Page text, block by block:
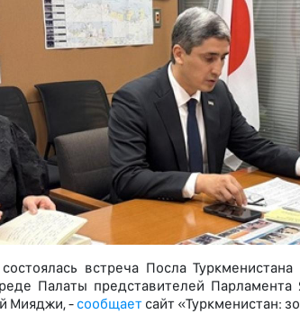
встреча Посла
Палаты представителей
Мияджи, - сообщаетсайт «Туркменистан: